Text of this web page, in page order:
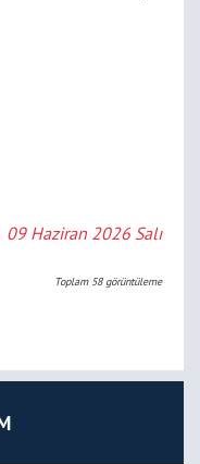
09 Haziran 2026 Salı
Toplam 58görüntüleme